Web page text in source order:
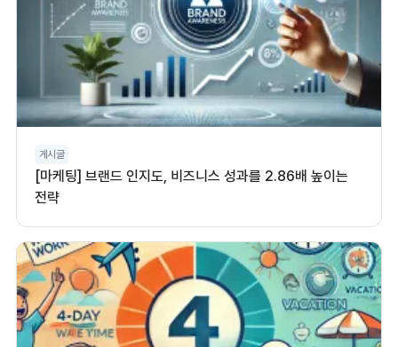
게시글
[마케팅] 브랜드 인지도, 비즈니스 성과를 2.86배 높이는
전략